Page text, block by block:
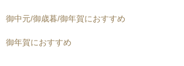
御中元/御歳暮/御年賀におすすめ
御年賀におすすめ